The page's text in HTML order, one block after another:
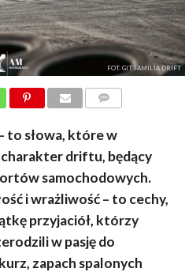
FOT. GIT FAMILIA DRIFT
to słowa, które w
driftu, będący
samochodowych.
i wrażliwość – to cechy,
przyjaciół, którzy
w pasję do
zapach spalonych